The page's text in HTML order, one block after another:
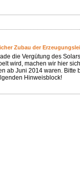
Zubau der
die Vergütung des
wird, machen wir hier
ab Juni 2014 waren. Bitte
Hinweisblock!